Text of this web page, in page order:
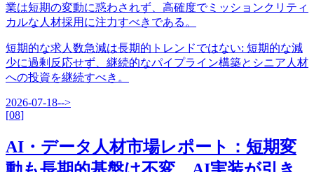
業は短期の変動に惑わされず、高確度でミッションクリティ
カルな人材採用に注力すべきである。
短期的な求人数急減は長期的トレンドではない: 短期的な減
少に過剰反応せず、継続的なパイプライン構築とシニア人材
への投資を継続すべき。
2026-07-18-->
[08]
AI・データ人材市場レポート：短期変